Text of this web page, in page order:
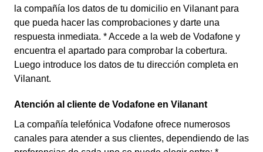
la compañía los datos de tu domicilio en Vilanant para
que pueda hacer las comprobaciones y darte una
respuesta inmediata. * Accede a la web de Vodafone y
encuentra el apartado para comprobar la cobertura.
Luego introduce los datos de tu dirección completa en
Vilanant.
Atención al cliente de Vodafone en Vilanant
La compañía telefónica Vodafone ofrece numerosos
canales para atender a sus clientes, dependiendo de las